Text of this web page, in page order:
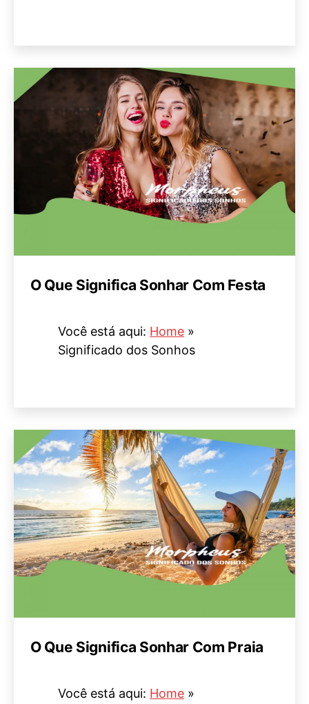
O Que Significa Sonhar Com Festa
Você está aqui: Home »
Significado dos Sonhos
O Que Significa Sonhar Com Praia
Você está aqui: Home »